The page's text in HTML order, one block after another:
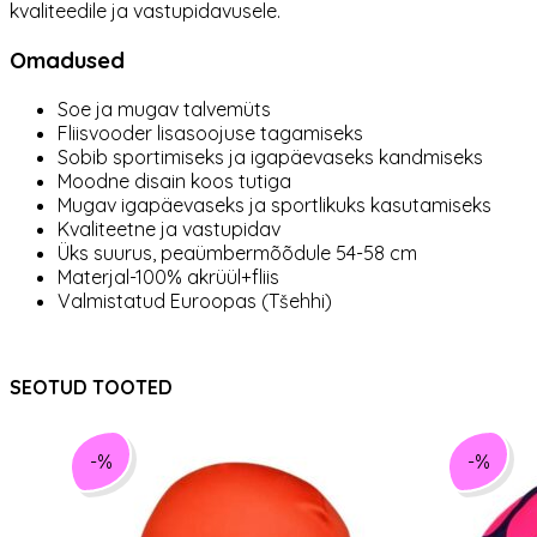
kvaliteedile ja vastupidavusele.
Omadused
Soe ja mugav talvemüts
Fliisvooder lisasoojuse tagamiseks
Sobib sportimiseks ja igapäevaseks kandmiseks
Moodne disain koos tutiga
Mugav igapäevaseks ja sportlikuks kasutamiseks
Kvaliteetne ja vastupidav
Üks suurus, peaümbermõõdule 54-58 cm
Materjal-100% akrüül+fliis
Valmistatud Euroopas (Tšehhi)
SEOTUD TOOTED
-% -%